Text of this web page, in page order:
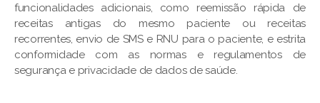
funcionalidades adicionais, como reemissão rápida de
receitas antigas do mesmo paciente ou receitas
recorrentes, envio de SMS e RNU para o paciente, e estrita
conformidade com as normas e regulamentos de
segurança e privacidade de dados de saúde.